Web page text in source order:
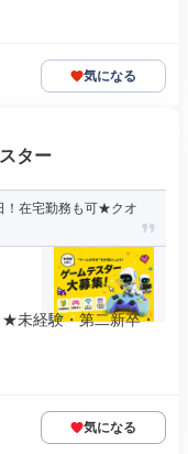
気になる
ター
！在宅勤務も可★クオ
未経験・第二新卒・
気になる